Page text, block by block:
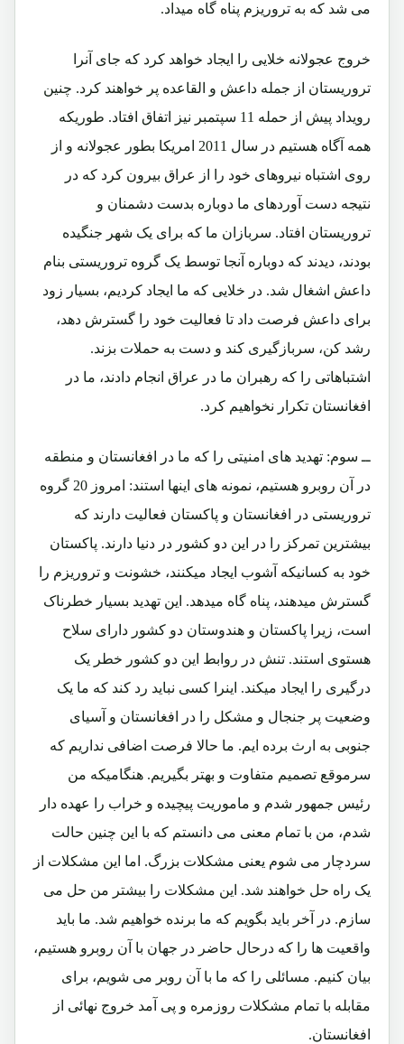
می شد که به تروریزم پناه گاه میداد.
خروج عجولانه خلایی را ایجاد خواهد کرد که جای آنرا
تروریستان از جمله داعش و القاعده پر خواهند کرد. چنین
رویداد پیش از حمله 11 سپتمبر نیز اتفاق افتاد. طوریکه
همه آگاه هستیم در سال 2011 امریکا بطور عجولانه و از
روی اشتباه نیروهای خود را از عراق بیرون کرد که در
نتیجه دست آوردهای ما دوباره بدست دشمنان و
تروریستان افتاد. سربازان ما که برای یک شهر جنگیده
بودند، دیدند که دوباره آنجا توسط یک گروه تروریستی بنام
داعش اشغال شد. در خلایی که ما ایجاد کردیم، بسیار زود
برای داعش فرصت داد تا فعالیت خود را گسترش دهد،
رشد کن، سربازگیری کند و دست به حملات بزند.
اشتباهاتی را که رهبران ما در عراق انجام دادند، ما در
افغانستان تکرار نخواهیم کرد.
ــ سوم: تهدید های امنیتی را که ما در افغانستان و منطقه
در آن روبرو هستیم، نمونه های اینها استند: امروز 20 گروه
تروریستی در افغانستان و پاکستان فعالیت دارند که
بیشترین تمرکز را در این دو کشور در دنیا دارند. پاکستان
خود به کسانیکه آشوب ایجاد میکنند، خشونت و تروریزم را
گسترش میدهند، پناه گاه میدهد. این تهدید بسیار خطرناک
است، زیرا پاکستان و هندوستان دو کشور دارای سلاح
هستوی استند. تنش در روابط این دو کشور خطر یک
درگیری را ایجاد میکند. اینرا کسی نباید رد کند که ما یک
وضعیت پر جنجال و مشکل را در افغانستان و آسیای
جنوبی به ارث برده ایم. ما حالا فرصت اضافی نداریم که
سرموقع تصمیم متفاوت و بهتر بگیریم. هنگامیکه من
رئیس جمهور شدم و ماموریت پیچیده و خراب را عهده دار
شدم، من با تمام معنی می دانستم که با این چنین حالت
سردچار می شوم یعنی مشکلات بزرگ. اما این مشکلات از
یک راه حل خواهند شد. این مشکلات را بیشتر من حل می
سازم. در آخر باید بگویم که ما برنده خواهیم شد. ما باید
واقعیت ها را که درحال حاضر در جهان با آن روبرو هستیم،
بیان کنیم. مسائلی را که ما با آن روبر می شویم، برای
مقابله با تمام مشکلات روزمره و پی آمد خروج نهائی از
افغانستان.